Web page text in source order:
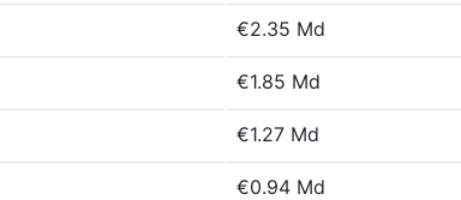
€2.35 Md
€1.85 Md
€1.27 Md
€0.94 Md